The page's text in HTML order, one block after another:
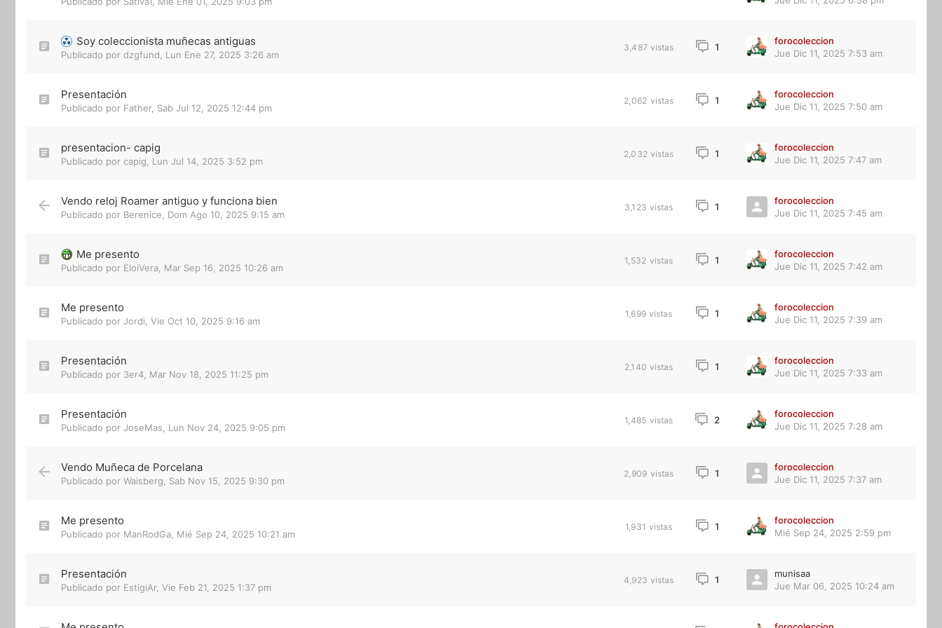
Soy coleccionista muñecas antiguas
Publicado por dzgfund Lun Ene 27, 2025 3:26 am
3,487 vistas 1
forocoleccion
Jue Dic 11, 2025 7:53 am
Presentación
Publicado por Father, Sab Jul 12, 2025 12:44 pm
2,062 vistas 1
forocoleccion
Jue Dic 11, 2025 7:50 am
presentacion- capig
Publicado por capig Lun Jul 14, 2025 3:52 pm
2,032 vistas 1
forocoleccion
Jue Dic 11, 2025 7:47 am
Vendo reloj Roamer antiguo y funciona bien
Publicado por Berenice Dom Ago 10, 2025 9:15 am
3,123 vistas 1
forocoleccion
Jue Dic 11, 2025 7:45 am
Me presento
Publicado por EloiVera Mar Sep 16, 2025 10:26 am
1,532 vistas 1
forocoleccion
Jue Dic 11, 2025 7:42 am
Me presento
Publicado por Jordi Vie Oct 10, 2025 9:16 am
1,699 vistas 1
forocoleccion
Jue Dic 11, 2025 7:39 am
Presentación
Publicado por 3er4 Mar Nov 18, 2025 11:25 pm
2,140 vistas 1
forocoleccion
Jue Dic 11, 2025 7:33 am
Presentación
Publicado por JoseMas Lun Nov 24, 2025 9:05 pm
1,485 vistas 2
forocoleccion
Jue Dic 11, 2025 7:28 am
Vendo Muñeca de Porcelana
Publicado por Waisberg Sab Nov 15, 2025 9:30 pm
2,909 vistas 1
forocoleccion
Jue Dic 11, 2025 7:37 am
Me presento
Publicado por ManRodGa Mié Sep 24, 2025 10:21 am
1,931 vistas 1
forocoleccion
Mié Sep 24, 2025 2:59 pm
Presentación
Publicado por EstigiAr, Vie Feb 21, 2025 1:37 pm
4,923 vistas 1
munisaa
Jue Mar 06, 2025 10:24 am